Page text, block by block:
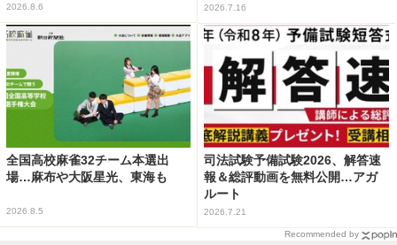
2026.8.6 2026.7.16
全国高校麻雀32チーム本選出
場…麻布や大阪星光、東海も
2026.8.5
司法試験予備試験2026、解答速
報＆総評動画を無料公開…アガ
ルート
2026.7.21
Recommended by